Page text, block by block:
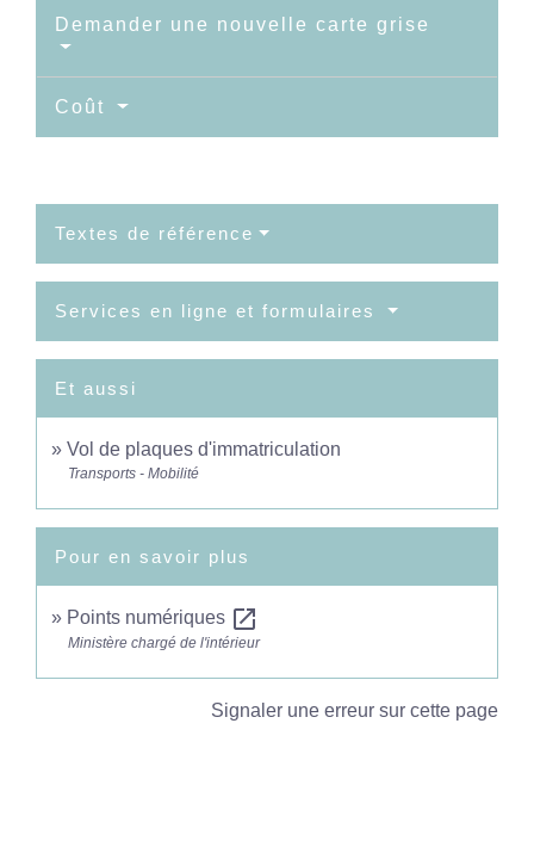
Demander une nouvelle carte grise
Coût
Textes de référence
Services en ligne et formulaires
Et aussi
Vol de plaques d'immatriculation
Transports - Mobilité
Pour en savoir plus
Points numériques open_in_new
Ministère chargé de l'intérieur
Signaler une erreur sur cette page